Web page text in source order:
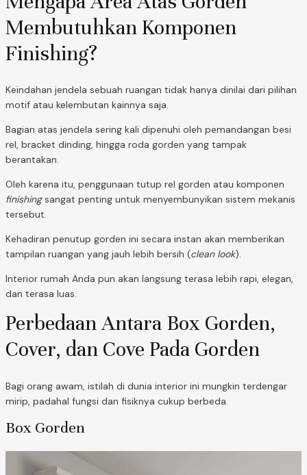
Membutuhkan Komponen
Finishing?
Keindahan jendela sebuah ruangan tidak hanya dinilai dari pilihan
motif atau kelembutan kainnya saja.
Bagian atas jendela sering kali dipenuhi oleh pemandangan besi
rel, bracket dinding, hingga roda gorden yang tampak
berantakan.
Oleh karena itu, penggunaan tutup rel gorden atau komponen
finishingsangat penting untuk menyembunyikan sistem mekanis
tersebut.
Kehadiran penutup gorden ini secara instan akan memberikan
tampilan ruangan yang jauh lebih bersih (clean look).
Interior rumah Anda pun akan langsung terasa lebih rapi, elegan,
dan terasa luas.
Perbedaan Antara Box Gorden,
Cover, dan Cove Pada Gorden
Bagi orang awam, istilah di dunia interior ini mungkin terdengar
mirip, padahal fungsi dan fisiknya cukup berbeda.
Box Gorden